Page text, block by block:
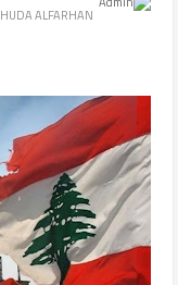
HUDA ALFARHAN